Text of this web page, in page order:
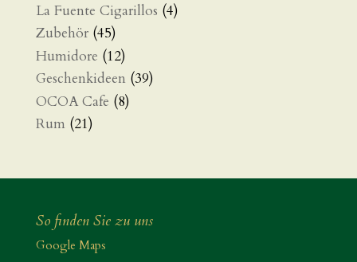
La Fuente Cigarillos (4)
Zubehör (45)
Humidore (12)
Geschenkideen (39)
OCOA Cafe (8)
Rum (21)
So finden Sie zu uns
Google Maps